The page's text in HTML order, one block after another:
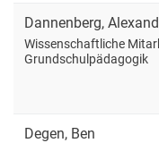
Dannenberg,
Wissenschaftliche
Grundschulpädagogik
Degen, Ben